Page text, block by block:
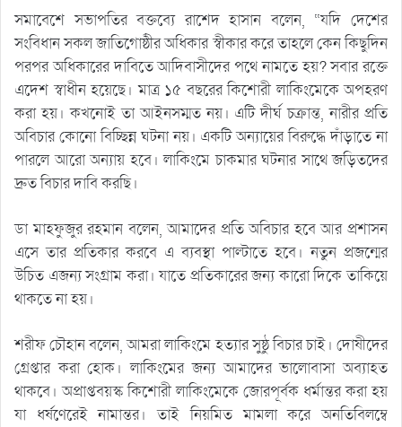
সমাবেশে সভাপতির বক্তব্যে রাশেদ হাসান বলেন, “যদি দেশের
সংবিধান সকল জাতিগোষ্ঠীর অধিকার স্বীকার করে তাহলে কেন কিছুদিন
পরপর অধিকারের দাবিতে আদিবাসীদের পথে নামতে হয়? সবার রক্তে
এদেশ স্বাধীন হয়েছে। মাত্র ১৫ বছরের কিশোরী লাকিংমেকে অপহরণ
করা হয়। কখনোই তা আইনসম্মত নয়। এটি দীর্ঘ চক্রান্ত, নারীর প্রতি
অবিচার কোনো বিচ্ছিন্ন ঘটনা নয়। একটি অন্যায়ের বিরুদ্ধে দাঁড়াতে না
পারলে আরো অন্যায় হবে। লাকিংমে চাকমার ঘটনার সাথে জড়িতদের
দ্রুত বিচার দাবি করছি।
ডা মাহফুজুর রহমান বলেন, আমাদের প্রতি অবিচার হবে আর প্রশাসন
এসে তার প্রতিকার করবে এ ব্যবস্থা পাল্টাতে হবে। নতুন প্রজন্মের
উচিত এজন্য সংগ্রাম করা। যাতে প্রতিকারের জন্য কারো দিকে তাকিয়ে
থাকতে না হয়।
শরীফ চৌহান বলেন, আমরা লাকিংমে হত্যার সুষ্ঠু বিচার চাই। দোষীদের
গ্রেপ্তার করা হোক। লাকিংমের জন্য আমাদের ভালোবাসা অব্যাহত
থাকবে। অপ্রাপ্তবয়স্ক কিশোরী লাকিংমেকে জোরপূর্বক ধর্মান্তর করা হয়
যা ধর্ষণেরেই নামান্তর। তাই নিয়মিত মামলা করে অনতিবিলম্বে